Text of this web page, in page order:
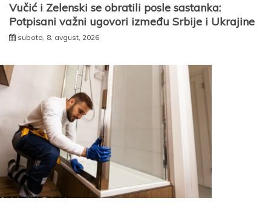
Vučić i Zelenski se obratili posle sastanka:
Potpisani važni ugovori između Srbije i Ukrajine
subota, 8. avgust, 2026